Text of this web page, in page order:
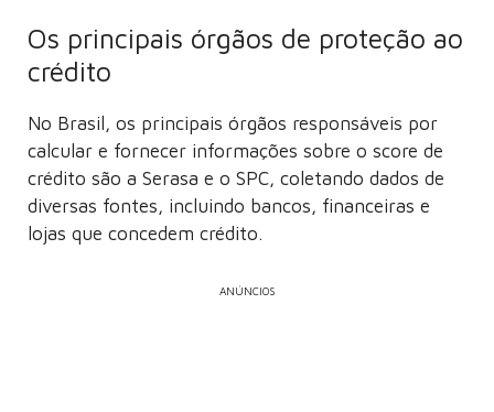
Os principais órgãos de proteção ao
crédito
No Brasil, os principais órgãos responsáveis por
calcular e fornecer informações sobre o score de
crédito são a Serasa e o SPC, coletando dados de
diversas fontes, incluindo bancos, financeiras e
lojas que concedem crédito.
ANÚNCIOS